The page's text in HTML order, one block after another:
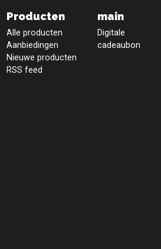
Producten
Alle producten
Aanbiedingen
Nieuwe producten
RSS feed
main
Digitale
cadeaubon